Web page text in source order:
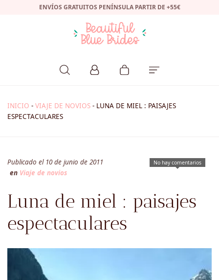
ENVÍOS GRATUITOS PENÍNSULA PARTIR DE +55€
INICIO - VIAJE DE NOVIOS - LUNA DE MIEL : PAISAJES
ESPECTACULARES
No hay comentarios
Publicado el 10 de junio de 2011
en Viaje de novios
Luna de miel : paisajes
espectaculares